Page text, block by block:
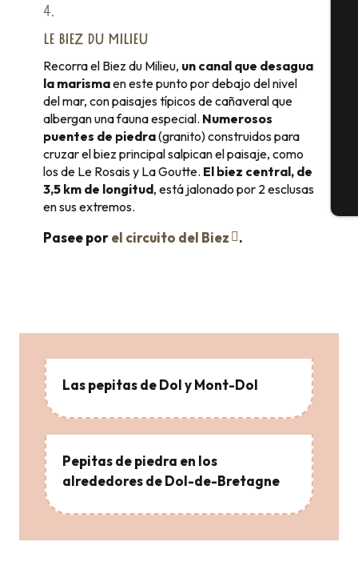
4.
LE BIEZ DU MILIEU
Recorra el Biez du Milieu, un canal que desagua
la marismaen este punto por debajo del nivel
del mar, con paisajes típicos de cañaveral que
albergan una fauna especial. Numerosos
puentes de piedra(granito) construidos para
cruzar el biez principal salpican el paisaje, como
los de Le Rosais y La Goutte. El biez central, de
3,5 km de longitud, está jalonado por 2 esclusas
en sus extremos.
Pasee porel circuito del Biez .
Las pepitas de Dol y Mont-Dol
Pepitas de piedra en los
alrededores de Dol-de-Bretagne